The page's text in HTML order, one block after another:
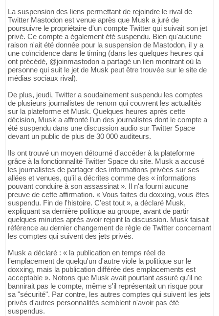
La suspension des liens permettant de rejoindre le rival de
Twitter Mastodon est venue après que Musk a juré de
poursuivre le propriétaire d'un compte Twitter qui suivait son jet
privé. Ce compte a également été suspendu. Bien qu'aucune
raison n'ait été donnée pour la suspension de Mastodon, il y a
une coïncidence dans le timing (dans les quelques heures qui
ont précédé, @joinmastodon a partagé un lien montrant où la
personne qui suit le jet de Musk peut être trouvée sur le site de
médias sociaux rival).
De plus, jeudi, Twitter a soudainement suspendu les comptes
de plusieurs journalistes de renom qui couvrent les actualités
sur la plateforme et Musk. Quelques heures après cette
décision, Musk a affronté l'un des journalistes dont le compte a
été suspendu dans une discussion audio sur Twitter Space
devant un public de plus de 30 000 auditeurs.
Ils ont trouvé un moyen détourné d'accéder à la plateforme
grâce à la fonctionnalité Twitter Space du site. Musk a accusé
les journalistes de partager des informations privées sur ses
allées et venues, qu'il a décrites comme des « informations
pouvant conduire à son assassinat ». Il n'a fourni aucune
preuve de cette affirmation. « Vous faites du doxxing, vous êtes
suspendu. Fin de l'histoire. C'est tout », a déclaré Musk,
expliquant sa dernière politique au groupe, avant de partir
quelques minutes après avoir rejoint la discussion. Musk faisait
référence au dernier changement de règle de Twitter concernant
les comptes qui suivent des jets privés.
Musk a déclaré : « la publication en temps réel de
l'emplacement de quelqu'un d'autre viole la politique sur le
doxxing, mais la publication différée des emplacements est
acceptable ». Notons que Musk avait pourtant assuré qu'il ne
bannirait pas le compte, même s'il représentait un risque pour
sa "sécurité". Par contre, les autres comptes qui suivent les jets
privés d'autres personnalités semblent n'avoir pas été
suspendus.